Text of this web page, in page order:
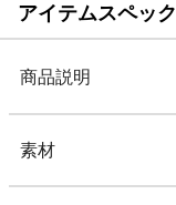
アイテムスペック
商品説明
素材